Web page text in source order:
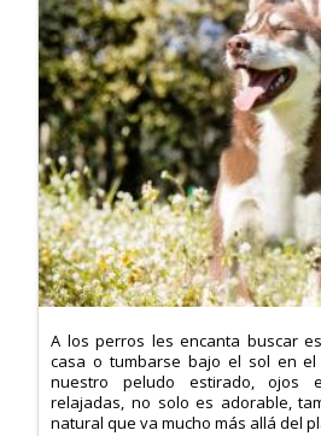
A los perros les encanta buscar
casa o tumbarse bajo el sol en el
nuestro peludo estirado, ojos
relajadas, no solo es adorable,
natural que va mucho más allá del